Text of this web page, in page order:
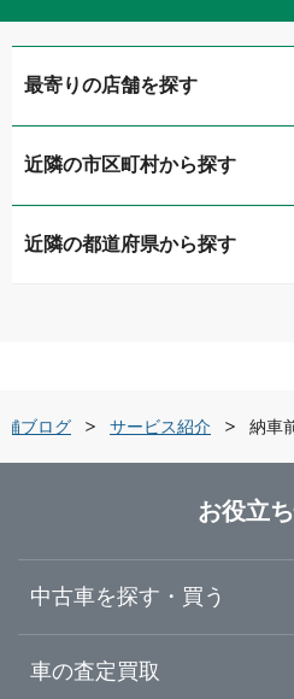
最寄りの店舗を探す
ガリバー第二京浜鶴見店
ガリバー東神奈川店
ガリバー環状4号霧が丘店
ガリバー環状4号大船店
ガリバー港北中央店
近隣の市区町村から探す
横浜市鶴見区
横浜市栄区
近隣の都道府県から探す
千葉県
舗ブログ サービス紹介 納車
お役立
中古車を探す・買う
中古車情報・中古車検索
車の査定買取